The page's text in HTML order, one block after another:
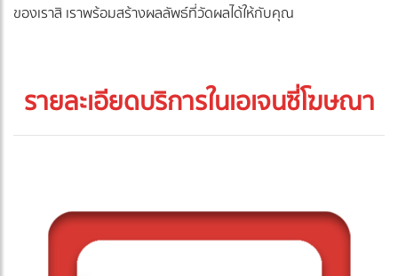
ของเราสิ เราพร้อมสร้างผลลัพธ์ที่วัดผลได้ให้กับคุณ
รายละเอียดบริการในเอเจนซี่โฆษณา